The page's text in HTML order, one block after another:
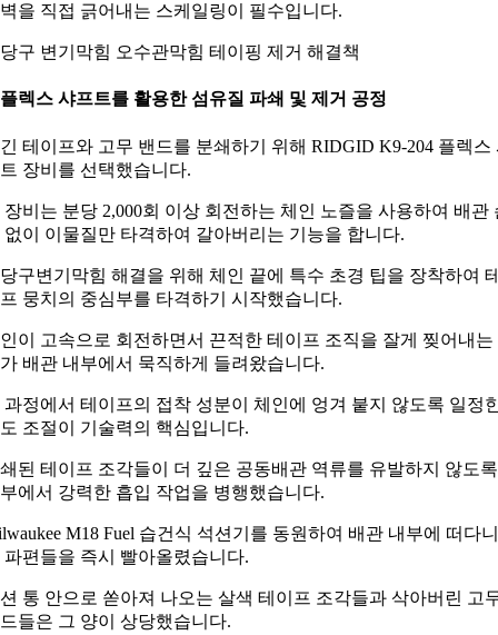
을 직접 긁어내는 스케일링이 필수입니다.
구 변기막힘 오수관막힘 테이핑 제거 해결책
렉스 샤프트를 활용한 섬유질 파쇄 및 제거 공정
테이프와 고무 밴드를 분쇄하기 위해 RIDGID K9-204 플렉스
장비를 선택했습니다.
장비는 분당 2,000회 이상 회전하는 체인 노즐을 사용하여 배관
없이 이물질만 타격하여 갈아버리는 기능을 합니다.
구변기막힘 해결을 위해 체인 끝에 특수 초경 팁을 장착하여
뭉치의 중심부를 타격하기 시작했습니다.
이 고속으로 회전하면서 끈적한 테이프 조직을 잘게 찢어내는
배관 내부에서 묵직하게 들려왔습니다.
과정에서 테이프의 접착 성분이 체인에 엉겨 붙지 않도록 일정
조절이 기술력의 핵심입니다.
된 테이프 조각들이 더 깊은 공동배관 역류를 유발하지 않도록
에서 강력한 흡입 작업을 병행했습니다.
M18 Fuel 습건식 석션기를 동원하여 배관 내부에 떠다니
파편들을 즉시 빨아올렸습니다.
통 안으로 쏟아져 나오는 살색 테이프 조각들과 삭아버린 고
들은 그 양이 상당했습니다.